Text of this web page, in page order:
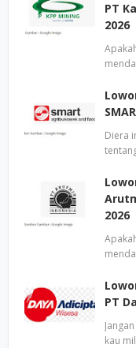
PT
2026
Diera
2026
PT
kau